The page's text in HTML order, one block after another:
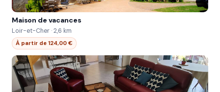
Maison de vacances
Loir-et-Cher · 2,6 km
À partir de 124,00 €